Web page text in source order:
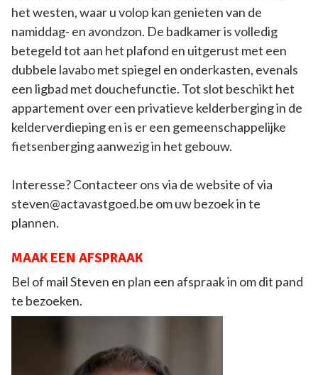
het westen, waar u volop kan genieten van de
namiddag- en avondzon. De badkamer is volledig
betegeld tot aan het plafond en uitgerust met een
dubbele lavabo met spiegel en onderkasten, evenals
een ligbad met douchefunctie. Tot slot beschikt het
appartement over een privatieve kelderberging in de
kelderverdieping en is er een gemeenschappelijke
fietsenberging aanwezig in het gebouw.
Interesse? Contacteer ons via de website of via
steven@actavastgoed.be om uw bezoek in te
plannen.
MAAK EEN AFSPRAAK
Bel of mail Steven en plan een afspraak in om dit pand
te bezoeken.